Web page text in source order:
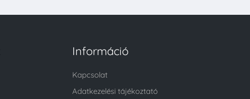
Információ
Kapcsolat
Adatkezelési tájékoztató